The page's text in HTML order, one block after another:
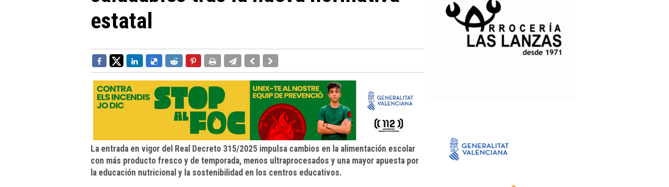
estatal
La entrada en vigor del Real Decreto 315/2025 impulsa cambios en la alimentación escolar
con más producto fresco y de temporada, menos ultraprocesados y una mayor apuesta por
la educación nutricional y la sostenibilidad en los centros educativos.